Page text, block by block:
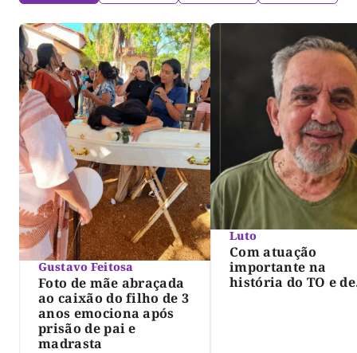
Gustavo Feitosa
Foto de mãe abraçada
ao caixão do filho de 3
anos emociona após
prisão de pai e
madrasta
Luto
Com atuação
importante na
história do TO e de